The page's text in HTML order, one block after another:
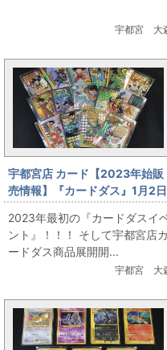
宇都宮 大
宇都宮店 カード【2023年始販
売情報】『カードダス』1月2日
販売
2023年最初の『カードダスイ
ント』！！！ そして宇都宮店カ
ードダス商品展開開...
宇都宮 大